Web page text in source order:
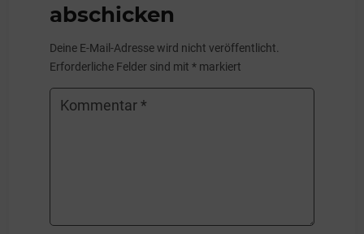
abschicken
Deine E-Mail-Adresse wird nicht veröffentlicht.
Erforderliche Felder sind mit* markiert